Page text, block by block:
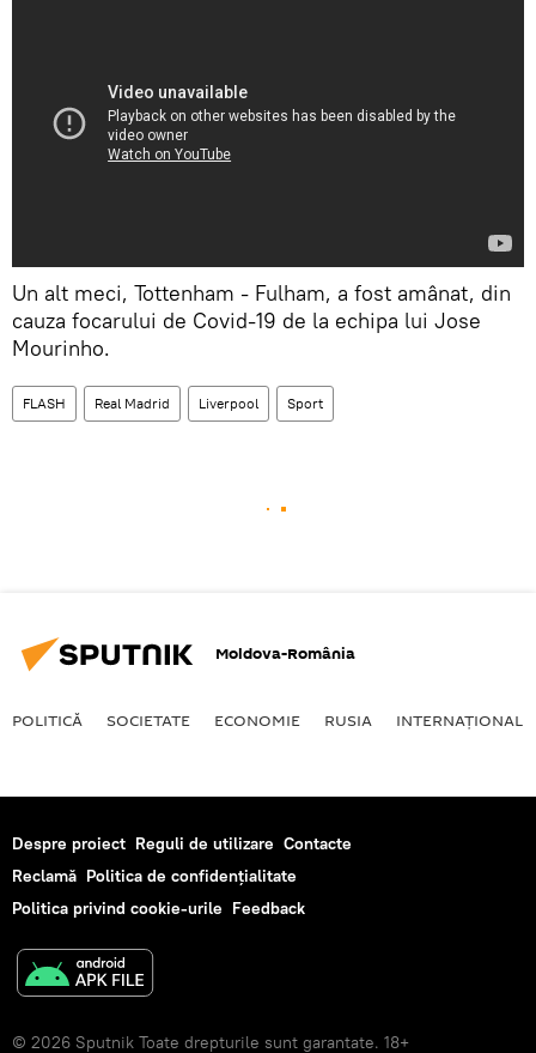
Un alt meci, Tottenham - Fulham, a fost amânat, din
cauza focarului de Covid-19 de la echipa lui Jose
Mourinho.
FLASH Real Madrid Liverpool Sport
Moldova-România
POLITICĂ SOCIETATE ECONOMIE RUSIA INTERNAŢIONAL
Despre proiect Reguli de utilizare Contacte
Reclamă Politica de confidențialitate
Politica privind cookie-urile Feedback
© 2026 Sputnik Toate drepturile sunt garantate. 18+